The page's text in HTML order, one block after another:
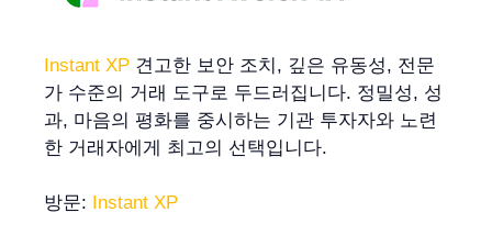
Instant XP 견고한 보안 조치, 깊은 유동성, 전문
가 수준의 거래 도구로 두드러집니다. 정밀성, 성
과, 마음의 평화를 중시하는 기관 투자자와 노련
한 거래자에게 최고의 선택입니다.
방문: Instant XP